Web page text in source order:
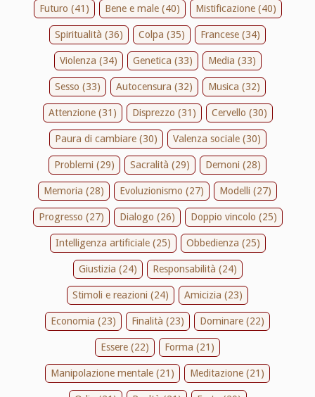
Futuro (41) Bene e male (40) Mistificazione (40)
Spiritualità (36) Colpa (35) Francese (34)
Violenza (34) Genetica (33) Media (33)
Sesso (33) Autocensura (32) Musica (32)
Attenzione (31) Disprezzo (31) Cervello (30)
Paura di cambiare (30) Valenza sociale (30)
Problemi (29) Sacralità (29) Demoni (28)
Memoria (28) Evoluzionismo (27) Modelli (27)
Progresso (27) Dialogo (26) Doppio vincolo (25)
Intelligenza artificiale (25) Obbedienza (25)
Giustizia (24) Responsabilità (24)
Stimoli e reazioni (24) Amicizia (23)
Economia (23) Finalità (23) Dominare (22)
Essere (22) Forma (21)
Manipolazione mentale (21) Meditazione (21)